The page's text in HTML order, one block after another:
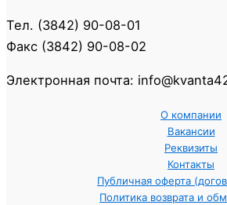
Тел. (3842) 90-08-01
Факс (3842) 90-08-02
Электронная почта:
О компании
Вакансии
Реквизиты
Контакты
Публичная оферта
Политика возврата и